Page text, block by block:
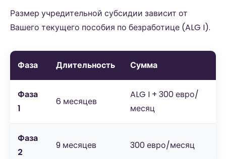
Размер учредительной субсидии зависит от
Вашего текущего пособия по безработице (ALG I).
Фаза Длительность Сумма
Фаза
1
6 месяцев
ALG I + 300 евро/
месяц
Фаза
2
9 месяцев 300 евро/месяц